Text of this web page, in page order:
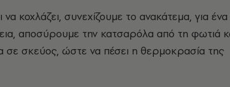
κοχλάζει, συνεχίζουμε το ανακάτεμα, για
αποσύρουμε την κατσαρόλα από τη φωτιά
σε σκεύος, ώστε να πέσει η θερμοκρασία της